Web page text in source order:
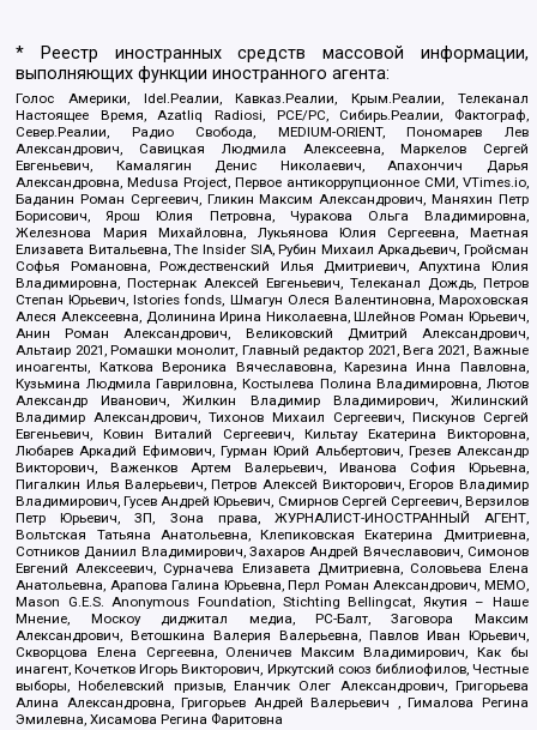
* Реестр иностранных средств массовой информации,
выполняющих функции иностранного агента:
Голос Америки, Idel.Реалии, Кавказ.Реалии, Крым.Реалии, Телеканал
Настоящее Время, Azatliq Radiosi, PCE/PC, Сибирь.Реалии, Фактограф,
Север.Реалии, Радио Свобода, MEDIUM-ORIENT, Пономарев Лев
Александрович, Савицкая Людмила Алексеевна, Маркелов Сергей
Евгеньевич, Камалягин Денис Николаевич, Апахончич Дарья
Александровна, Medusa Project, Первое антикоррупционное СМИ, VTimes.io,
Баданин Роман Сергеевич, Гликин Максим Александрович, Маняхин Петр
Борисович, Ярош Юлия Петровна, Чуракова Ольга Владимировна,
Железнова Мария Михайловна, Лукьянова Юлия Сергеевна, Маетная
Елизавета Витальевна, The Insider SIA, Рубин Михаил Аркадьевич, Гройсман
Софья Романовна, Рождественский Илья Дмитриевич, Апухтина Юлия
Владимировна, Постернак Алексей Евгеньевич, Телеканал Дождь, Петров
Степан Юрьевич, Istories fonds, Шмагун Олеся Валентиновна, Мароховская
Алеся Алексеевна, Долинина Ирина Николаевна, Шлейнов Роман Юрьевич,
Анин Роман Александрович, Великовский Дмитрий Александрович,
Альтаир 2021, Ромашки монолит, Главный редактор 2021, Вега 2021, Важные
иноагенты, Каткова Вероника Вячеславовна, Карезина Инна Павловна,
Кузьмина Людмила Гавриловна, Костылева Полина Владимировна, Лютов
Александр Иванович, Жилкин Владимир Владимирович, Жилинский
Владимир Александрович, Тихонов Михаил Сергеевич, Пискунов Сергей
Евгеньевич, Ковин Виталий Сергеевич, Кильтау Екатерина Викторовна,
Любарев Аркадий Ефимович, Гурман Юрий Альбертович, Грезев Александр
Викторович, Важенков Артем Валерьевич, Иванова София Юрьевна,
Пигалкин Илья Валерьевич, Петров Алексей Викторович, Егоров Владимир
Владимирович, Гусев Андрей Юрьевич, Смирнов Сергей Сергеевич, Верзилов
Петр Юрьевич, ЗП, Зона права, ЖУРНАЛИСТ-ИНОСТРАННЫЙ АГЕНТ,
Вольтская Татьяна Анатольевна, Клепиковская Екатерина Дмитриевна,
Сотников Даниил Владимирович, Захаров Андрей Вячеславович, Симонов
Евгений Алексеевич, Сурначева Елизавета Дмитриевна, Соловьева Елена
Анатольевна, Арапова Галина Юрьевна, Перл Роман Александрович, МЕМО,
Mason G.E.S. Anonymous Foundation, Stichting Bellingcat, Якутия – Наше
Мнение, Москоу диджитал медиа, РС-Балт, Заговора Максим
Александрович, Ветошкина Валерия Валерьевна, Павлов Иван Юрьевич,
Скворцова Елена Сергеевна, Оленичев Максим Владимирович, Как бы
инагент, Кочетков Игорь Викторович, Иркутский союз библиофилов, Честные
выборы, Нобелевский призыв, Еланчик Олег Александрович, Григорьева
Алина Александровна, Григорьев Андрей Валерьевич , Гималова Регина
Эмилевна, Хисамова Регина Фаритовна